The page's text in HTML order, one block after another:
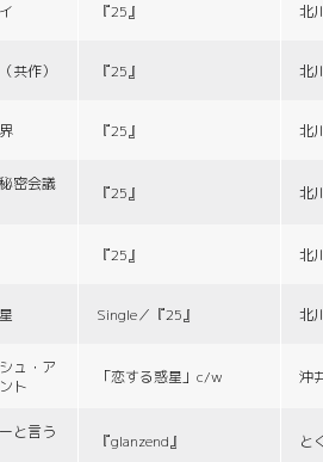
『25』 北
共作） 『25』 北
『25』 北
密会議
『25』 北
『25』 北
Single／『25』 北
ュ・ア
ト
「恋する惑星」c/w 沖
と言う
『glanzend』 と